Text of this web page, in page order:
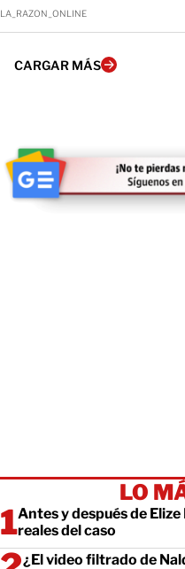
LA_RAZON_ONLINE
CARGAR MÁS
LO
Antes y después de
reales del caso
¿El video filtrado de